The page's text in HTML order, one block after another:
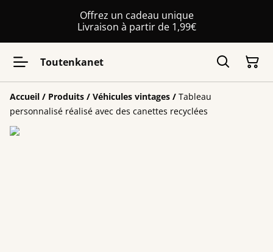
Offrez un cadeau unique
Livraison à partir de 1,99€
Toutenkanet
Accueil / Produits / Véhicules vintages / Tableau
personnalisé réalisé avec des canettes recyclées